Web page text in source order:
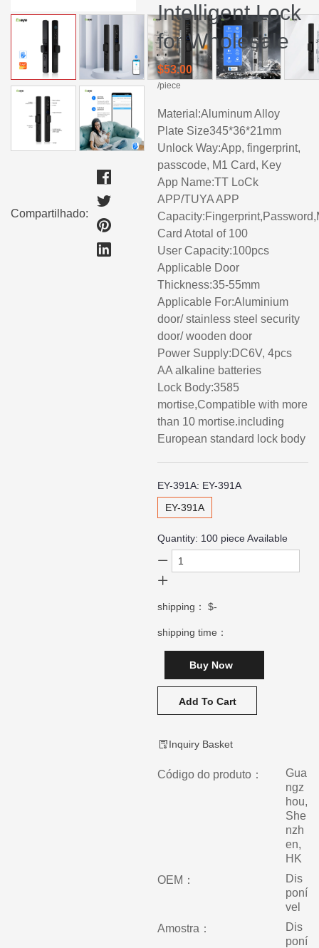
Compartilhado:
Intelligent Lock
for Wholesale
$53.00
/piece
Material:Aluminum Alloy
Plate Size345*36*21mm
Unlock Way:App, fingerprint,
passcode, M1 Card, Key
App Name:TT LoCk
APP/TUYA APP
Card Atotal of 100
User Capacity:100pcs
Applicable Door
Thickness:35-55mm
Applicable For:Aluminium
door/ stainless steel security
door/ wooden door
Power Supply:DC6V, 4pcs
AA alkaline batteries
Lock Body:3585
mortise,Compatible with more
than 10 mortise.including
European standard lock body
EY-391A: EY-391A
EY-391A
Quantity: 100 piece Available
shipping：$-
shipping time：
Buy Now
Add To Cart
Inquiry Basket
Código do produto：
Gua
ngz
hou,
She
nzh
en,
HK
OEM：
Dis
poní
vel
Amostra：
Dis
poní